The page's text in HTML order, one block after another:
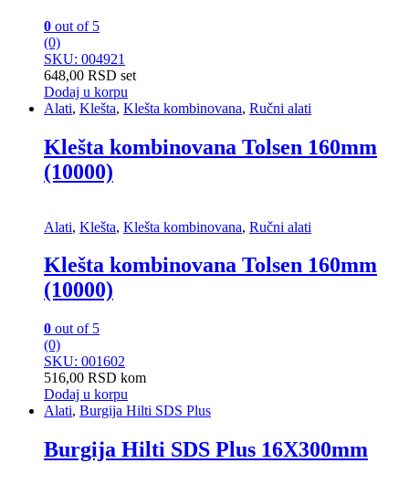
0 out of 5
(0)
SKU: 004921
648,00 RSD set
Dodaj u korpu
Alati, Klešta, Klešta kombinovana, Ručni alati
Klešta kombinovana Tolsen 160mm
(10000)
Alati, Klešta, Klešta kombinovana, Ručni alati
Klešta kombinovana Tolsen 160mm
(10000)
0 out of 5
(0)
SKU: 001602
516,00 RSD kom
Dodaj u korpu
Alati, Burgija Hilti SDS Plus
Burgija Hilti SDS Plus 16X300mm